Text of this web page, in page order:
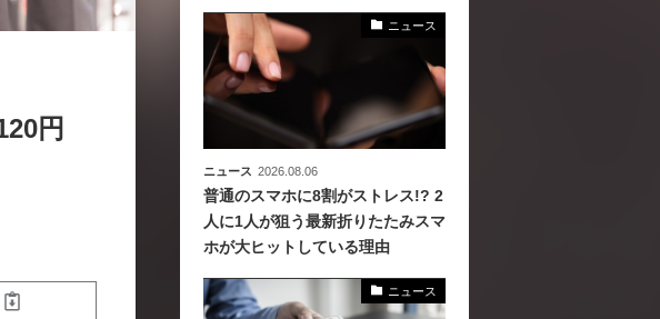
ぶ資金調達・巻き込
円
ニュース
ニュース 2026.08.06
普通のスマホに8割がストレス!? 2
人に1人が狙う最新折りたたみスマ
ホが大ヒットしている理由
ニュース